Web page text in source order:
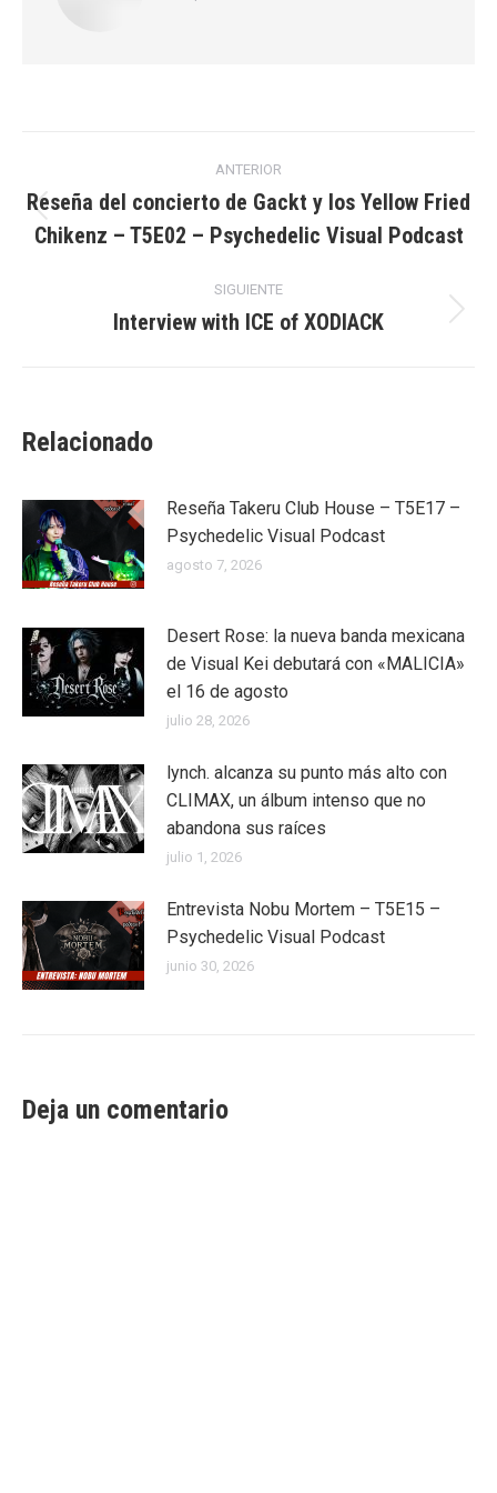
entre
publicaciones
ANTERIOR
Publicación
anterior:
Reseña del concierto de Gackt y los Yellow Fried
Chikenz – T5E02 – Psychedelic Visual Podcast
SIGUIENTE
Publicación
Interview with ICE of XODIACK
Relacionado
Reseña Takeru Club House – T5E17 –
Psychedelic Visual Podcast
agosto 7, 2026
Desert Rose: la nueva banda mexicana
de Visual Kei debutará con «MALICIA»
el 16 de agosto
julio 28, 2026
lynch. alcanza su punto más alto con
CLIMAX, un álbum intenso que no
abandona sus raíces
julio 1, 2026
Entrevista Nobu Mortem – T5E15 –
Psychedelic Visual Podcast
junio 30, 2026
Deja un comentario